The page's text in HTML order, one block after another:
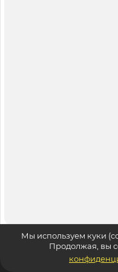
Мы используем куки
Продолжая, вы